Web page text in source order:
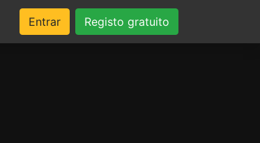
Entrar Registo gratuito